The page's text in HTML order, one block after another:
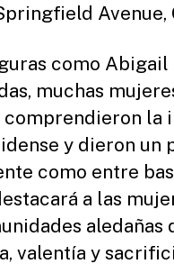
Avenue,
como
muchas
comprendieron la
y dieron un
como entre
a las
valentía y